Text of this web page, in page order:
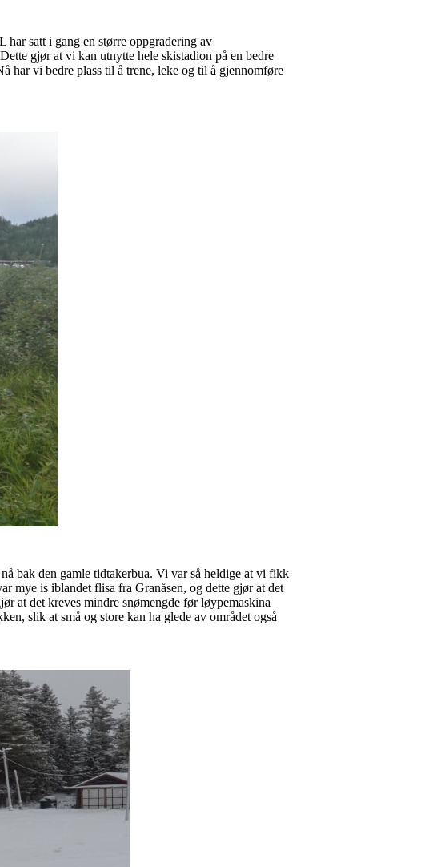
satt i gang en større oppgradering av
gjør at vi kan utnytte hele skistadion på en bedre
har vi bedre plass til å trene, leke og til å gjennomføre
bak den gamle tidtakerbua. Vi var så heldige at vi fikk
mye is iblandet flisa fra Granåsen, og dette gjør at det
at det kreves mindre snømengde før løypemaskina
slik at små og store kan ha glede av området også